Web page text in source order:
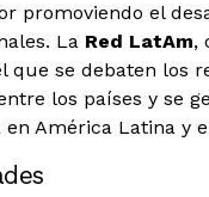
promoviendo el
La Red LatAm,
que se debaten los
los países y se
América Latina y